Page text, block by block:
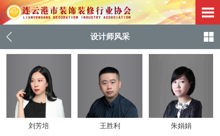
设计师风采
刘芳培 王胜利 朱娟娟